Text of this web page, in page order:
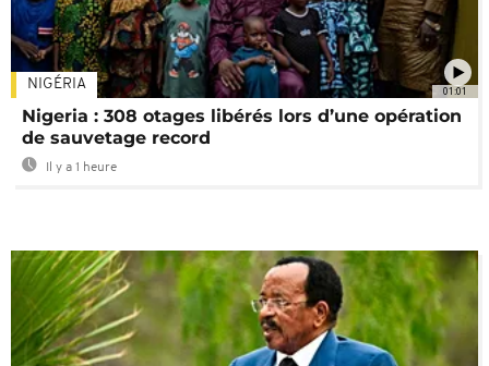
01:01
NIGÉRIA
Nigeria : 308 otages libérés lors d’une opération
de sauvetage record
Il y a 1 heure